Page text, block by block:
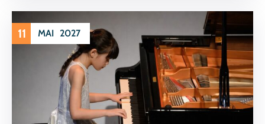
11 MAI 2027